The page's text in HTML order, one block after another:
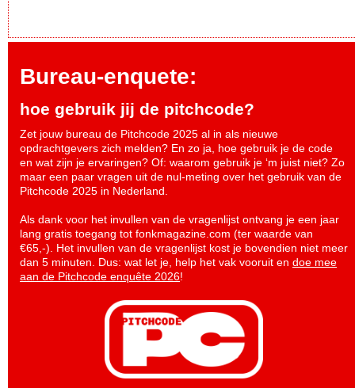
Bureau-enquete:
hoe gebruik jij de pitchcode?
Zet jouw bureau de Pitchcode 2025 al in als nieuwe
opdrachtgevers zich melden? En zo ja, hoe gebruik je de code
en wat zijn je ervaringen? Of: waarom gebruik je ‘m juist niet? Zo
maar een paar vragen uit de nul-meting over het gebruik van de
Pitchcode 2025 in Nederland.
Als dank voor het invullen van de vragenlijst ontvang je een jaar
lang gratis toegang tot fonkmagazine.com (ter waarde van
€65,-). Het invullen van de vragenlijst kost je bovendien niet meer
dan 5 minuten. Dus: wat let je, help het vak vooruit en doe mee
aan de Pitchcode enquête 2026!